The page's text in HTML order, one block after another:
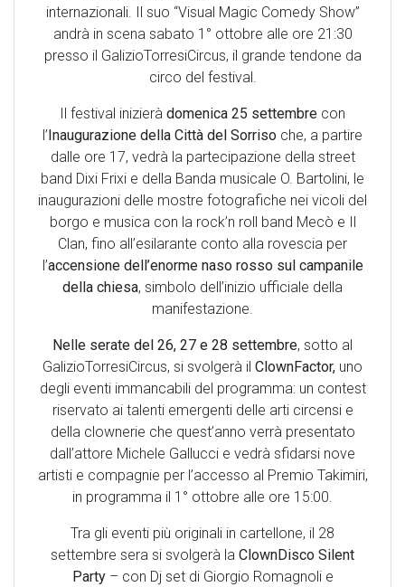
internazionali. Il suo “Visual Magic Comedy Show”
andrà in scena sabato 1° ottobre alle ore 21:30
presso il GalizioTorresiCircus, il grande tendone da
circo del festival.
Il festival inizierà domenica 25 settembre con
l’Inaugurazione della Città del Sorriso che, a partire
dalle ore 17, vedrà la partecipazione della street
band Dixi Frixi e della Banda musicale O. Bartolini, le
inaugurazioni delle mostre fotografiche nei vicoli del
borgo e musica con la rock’n roll band Mecò e Il
Clan, fino all’esilarante conto alla rovescia per
l’accensione dell’enorme naso rosso sul campanile
della chiesa, simbolo dell’inizio ufficiale della
manifestazione.
Nelle serate del 26, 27 e 28 settembre, sotto al
GalizioTorresiCircus, si svolgerà il ClownFactor, uno
degli eventi immancabili del programma: un contest
riservato ai talenti emergenti delle arti circensi e
della clownerie che quest’anno verrà presentato
dall’attore Michele Gallucci e vedrà sfidarsi nove
artisti e compagnie per l’accesso al Premio Takimiri,
in programma il 1° ottobre alle ore 15:00.
Tra gli eventi più originali in cartellone, il 28
settembre sera si svolgerà la ClownDisco Silent
Party – con Dj set di Giorgio Romagnoli e